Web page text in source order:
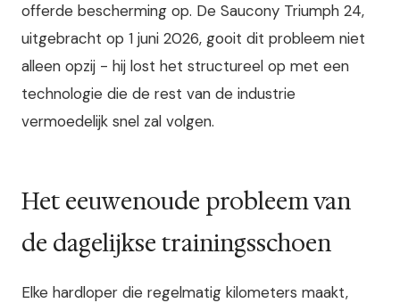
offerde bescherming op. De Saucony Triumph 24,
uitgebracht op 1 juni 2026, gooit dit probleem niet
alleen opzij - hij lost het structureel op met een
technologie die de rest van de industrie
vermoedelijk snel zal volgen.
Het eeuwenoude probleem van
de dagelijkse trainingsschoen
Elke hardloper die regelmatig kilometers maakt,